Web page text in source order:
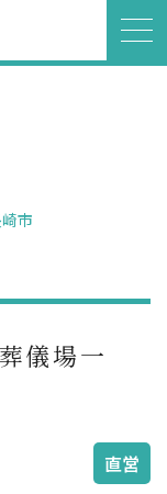
市
儀場一
直営